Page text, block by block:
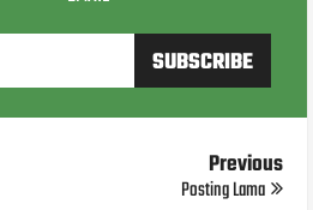
Previous
Posting Lama